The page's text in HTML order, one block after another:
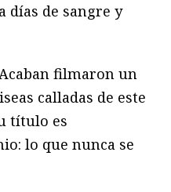
días de sangre y
filmaron un
calladas de este
título es
lo que nunca se